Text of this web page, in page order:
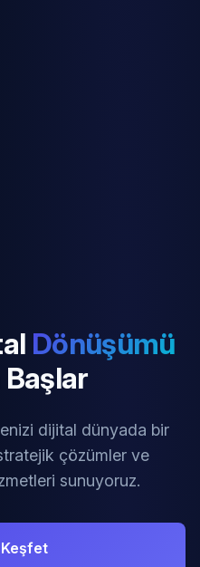
Dönüşümü
dijital dünyada bir
çözümler ve
sunuyoruz.